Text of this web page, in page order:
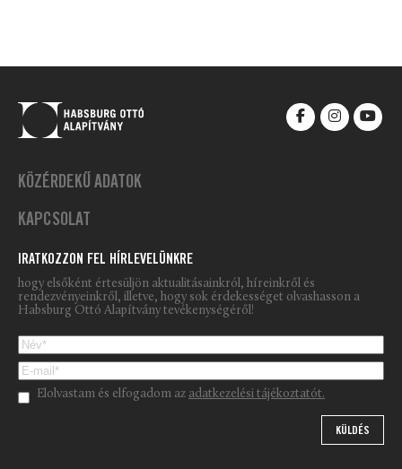
KÖZÉRDEKŰ ADATOK
KAPCSOLAT
IRATKOZZON FEL HÍRLEVELÜNKRE
hogy elsőként értesüljön aktualitásainkról, híreinkről és
rendezvényeinkről, illetve, hogy sok érdekességet olvashasson a
Habsburg Ottó Alapítvány tevékenységéről!
Please leave this field empty.
Elolvastam és elfogadom az adatkezelési tájékoztatót.